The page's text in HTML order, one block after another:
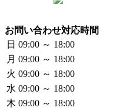
お問い合わせ対応時間
日 09:00 ～ 18:00
月 09:00 ～ 18:00
火 09:00 ～ 18:00
水 09:00 ～ 18:00
木 09:00 ～ 18:00